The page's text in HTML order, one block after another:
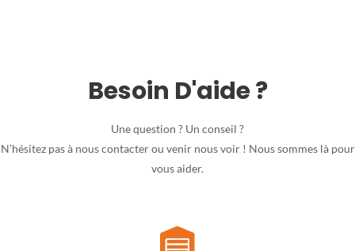
Besoin D'aide ?
Une question ? Un conseil ?
N’hésitez pas à nous contacter ou venir nous voir ! Nous sommes là pour
vous aider.